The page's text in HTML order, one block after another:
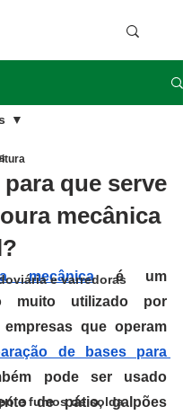
e varredoras
e fumos de solda
para que serve
mecânica
mecânica é um
muito utilizado por
que operam
de bases para
pode ser usado
de pátio, galpões